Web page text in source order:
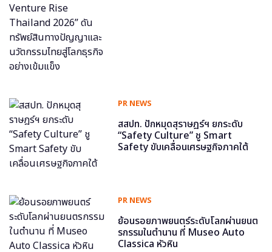
PR NEWS
สสปท. ปักหมุดสุราษฎร์ฯ ยกระดับ
“Safety Culture” ชู Smart
Safety ขับเคลื่อนเศรษฐกิจภาคใต้
PR NEWS
ย้อนรอยภาพยนตร์ระดับโลกผ่านยนต
รกรรมในตำนาน ที่ Museo Auto
Classica หัวหิน